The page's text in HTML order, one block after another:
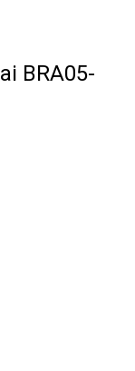
BRA05-